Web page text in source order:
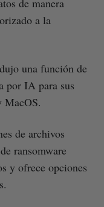
de manera
a la
una función de
por IA para sus
MacOS.
de archivos
ransomware
y ofrece opciones